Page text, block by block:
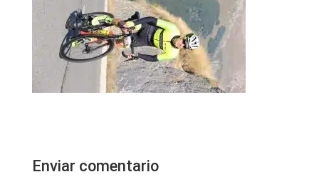
Enviar comentario